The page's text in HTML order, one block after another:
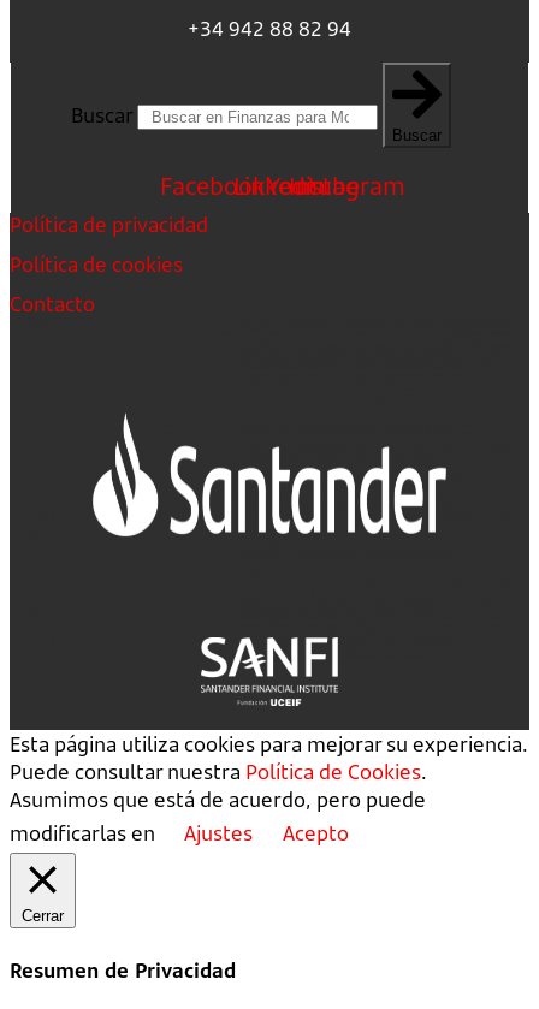
+34 942 88 82 94
Buscar
Buscar
FacebookLinkedin
Youtube
Instagram
Política de privacidad
Política de cookies
Contacto
Esta página utiliza cookies para mejorar su experiencia.
Puede consultar nuestra Política de Cookies.
Asumimos que está de acuerdo, pero puede
modificarlas en
Ajustes Acepto
Cerrar
Resumen de Privacidad